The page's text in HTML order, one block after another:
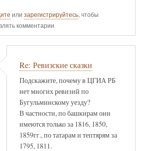
или зарегистрируйтесь, чтобы
комментарии
Re: Ревизские сказки
Подскажите, почему в ЦГИА РБ
нет многих ревизий по
Бугульминскому уезду?
В частности, по башкирам они
имеются только за 1816, 1850,
1859гг., по татарам и тептярям за
1795, 1811.